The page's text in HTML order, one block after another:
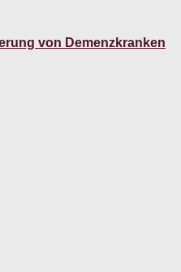
von Demenzkranken